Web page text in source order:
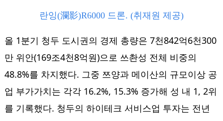
란잉(瀾影)R6000 드론. (취재원 제공)
올 1분기 청두 도시권의 경제 총량은 7천842억6천300
만 위안(169조4천8억원)으로 쓰촨성 전체 비중의
48.8%를 차지했다. 그중 쯔양과 메이산의 규모이상 공
업 부가가치는 각각 16.2%, 15.3% 증가해 성 내 1, 2위
를 기록했다. 청두의 하이테크 서비스업 투자는 전년